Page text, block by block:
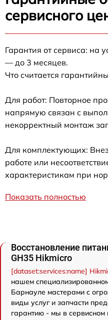
сервисного
Гарантия от сервиса: на
— до 3 месяцев.
Что считается
Для работ: Повторное
напрямую связан с
некорректный монтаж
Для комплектующих:
работе или
характеристикам при
Показать полностью
Восстановление
GH35 Hikmicro
[dataset:services:name]
нашем
Барнауле мастерами с
виды услуг и запчасти
гарантию - мы в сервисном